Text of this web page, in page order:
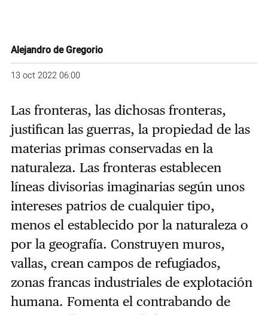
Alejandro de Gregorio
13 oct 2022 06:00
Las fronteras, las dichosas fronteras,
justifican las guerras, la propiedad de las
materias primas conservadas en la
naturaleza. Las fronteras establecen
líneas divisorias imaginarias según unos
intereses patrios de cualquier tipo,
menos el establecido por la naturaleza o
por la geografía. Construyen muros,
vallas, crean campos de refugiados,
zonas francas industriales de explotación
humana. Fomenta el contrabando de